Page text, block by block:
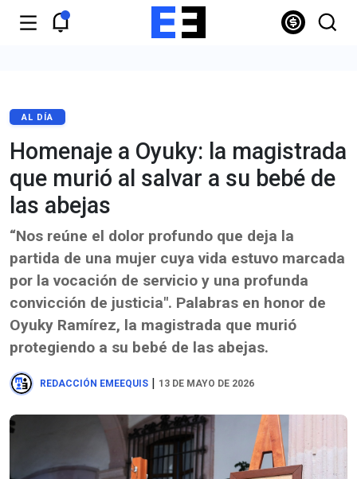
AL DÍA
Homenaje a Oyuky: la magistrada
que murió al salvar a su bebé de
las abejas
“Nos reúne el dolor profundo que deja la
partida de una mujer cuya vida estuvo marcada
por la vocación de servicio y una profunda
convicción de justicia". Palabras en honor de
Oyuky Ramírez, la magistrada que murió
protegiendo a su bebé de las abejas.
REDACCIÓN EMEEQUIS | 13 DE MAYO DE 2026